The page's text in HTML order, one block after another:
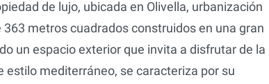
de lujo, ubicada en Olivella, urbanización
metros cuadrados construidos en una gran
un espacio exterior que invita a disfrutar de la
estilo mediterráneo, se caracteriza por su